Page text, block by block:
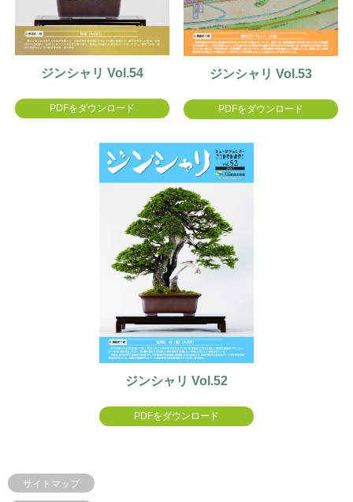
ジンシャリ Vol.54
PDFをダウンロード
ジンシャリ Vol.53
PDFをダウンロード
ジンシャリ Vol.52
PDFをダウンロード
サイトマップ